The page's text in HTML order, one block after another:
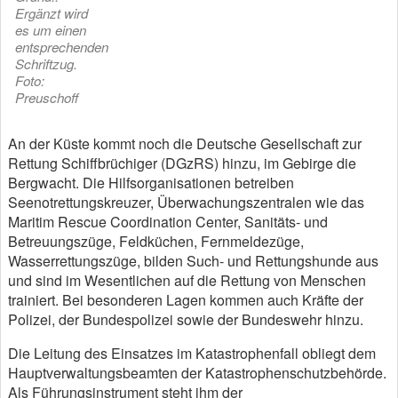
Ergänzt wird
es um einen
entsprechenden
Schriftzug.
Foto:
Preuschoff
An der Küste kommt noch die Deutsche Gesellschaft zur
Rettung Schiffbrüchiger (DGzRS) hinzu, im Gebirge die
Bergwacht. Die Hilfsorganisationen betreiben
Seenotrettungskreuzer, Überwachungszentralen wie das
Maritim Rescue Coordination Center, Sanitäts- und
Betreuungszüge, Feldküchen, Fernmeldezüge,
Wasserrettungszüge, bilden Such- und Rettungshunde aus
und sind im Wesentlichen auf die Rettung von Menschen
trainiert. Bei besonderen Lagen kommen auch Kräfte der
Polizei, der Bundespolizei sowie der Bundeswehr hinzu.
Die Leitung des Einsatzes im Katastrophenfall obliegt dem
Hauptverwaltungsbeamten der Katastrophenschutzbehörde.
Als Führungsinstrument steht ihm der